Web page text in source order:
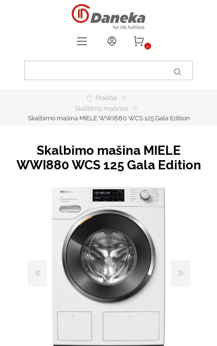
0
0
Pradžia
Skalbimo mašinos
Skalbimo mašina MIELE WWI880 WCS 125 Gala Edition
Skalbimo mašina MIELE
WWI880 WCS 125 Gala Edition